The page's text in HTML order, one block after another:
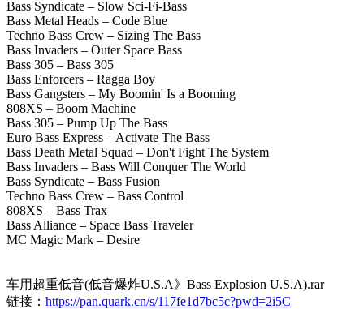
Bass Syndicate – Slow Sci-Fi-Bass
Bass Metal Heads – Code Blue
Techno Bass Crew – Sizing The Bass
Bass Invaders – Outer Space Bass
Bass 305 – Bass 305
Bass Enforcers – Ragga Boy
Bass Gangsters – My Boomin' Is a Booming
808XS – Boom Machine
Bass 305 – Pump Up The Bass
Euro Bass Express – Activate The Bass
Bass Death Metal Squad – Don't Fight The System
Bass Invaders – Bass Will Conquer The World
Bass Syndicate – Bass Fusion
Techno Bass Crew – Bass Control
808XS – Bass Trax
Bass Alliance – Space Bass Traveler
MC Magic Mark – Desire
车用超重低音(低音爆炸U.S.A》Bass Explosion U.S.A).rar
链接： https://pan.quark.cn/s/117fe1d7bc5c?pwd=2i5C